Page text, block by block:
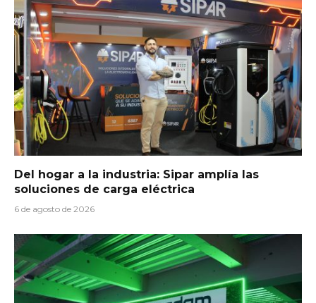
Del hogar a la industria: Sipar amplía las
soluciones de carga eléctrica
6 de agosto de 2026